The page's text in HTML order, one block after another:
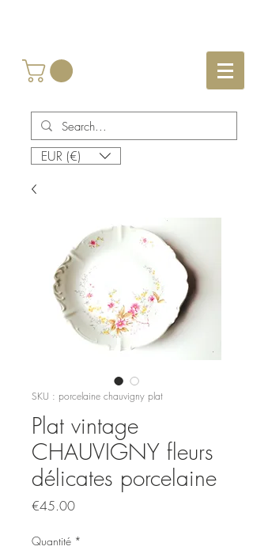
EUR (€)
SKU : porcelaine chauvigny plat
Plat vintage
CHAUVIGNY fleurs
délicates porcelaine
€45.00Prix
Quantité *